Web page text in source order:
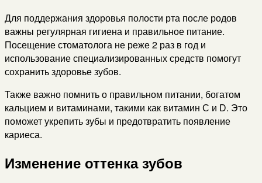
Для поддержания здоровья полости рта после родов
важны регулярная гигиена и правильное питание.
Посещение стоматолога не реже 2 раз в год и
использование специализированных средств помогут
сохранить здоровье зубов.
Также важно помнить о правильном питании, богатом
кальцием и витаминами, такими как витамин С и D. Это
поможет укрепить зубы и предотвратить появление
кариеса.
Изменение оттенка зубов